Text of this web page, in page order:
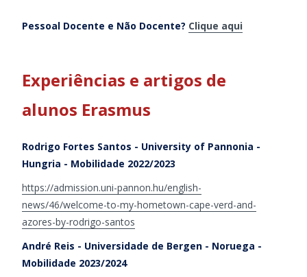
Pessoal Docente e Não Docente? Clique aqui
Experiências e artigos de
alunos Erasmus
Rodrigo Fortes Santos - University of Pannonia -
Hungria - Mobilidade 2022/2023
https://admission.uni-pannon.hu/english-
news/46/welcome-to-my-hometown-cape-verd-and-
azores-by-rodrigo-santos
André Reis - Universidade de Bergen - Noruega -
Mobilidade 2023/2024